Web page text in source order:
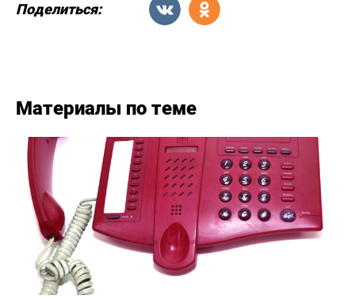
Поделиться:
Материалы по теме